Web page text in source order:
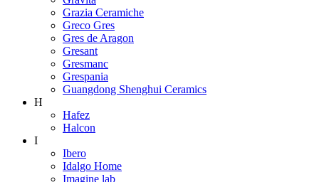
Grazia Ceramiche
Greco Gres
Gres de Aragon
Gresant
Gresmanc
Grespania
Guangdong Shenghui Ceramics
H
Hafez
Halcon
I
Ibero
Idalgo Home
Imagine lab